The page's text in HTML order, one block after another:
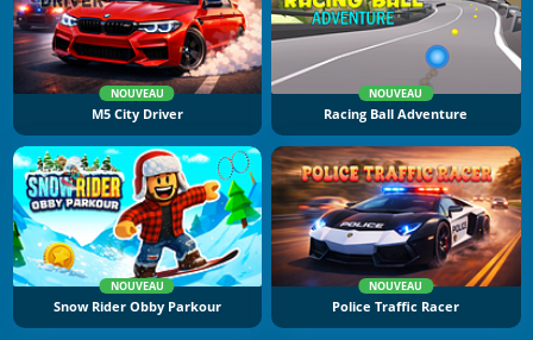
NOUVEAU
M5 City Driver
NOUVEAU
Racing Ball Adventure
NOUVEAU
Snow Rider Obby Parkour
NOUVEAU
Police Traffic Racer